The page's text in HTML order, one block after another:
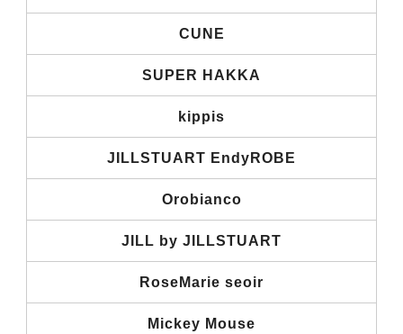
CUNE
SUPER HAKKA
kippis
JILLSTUART EndyROBE
Orobianco
JILL by JILLSTUART
RoseMarie seoir
Mickey Mouse